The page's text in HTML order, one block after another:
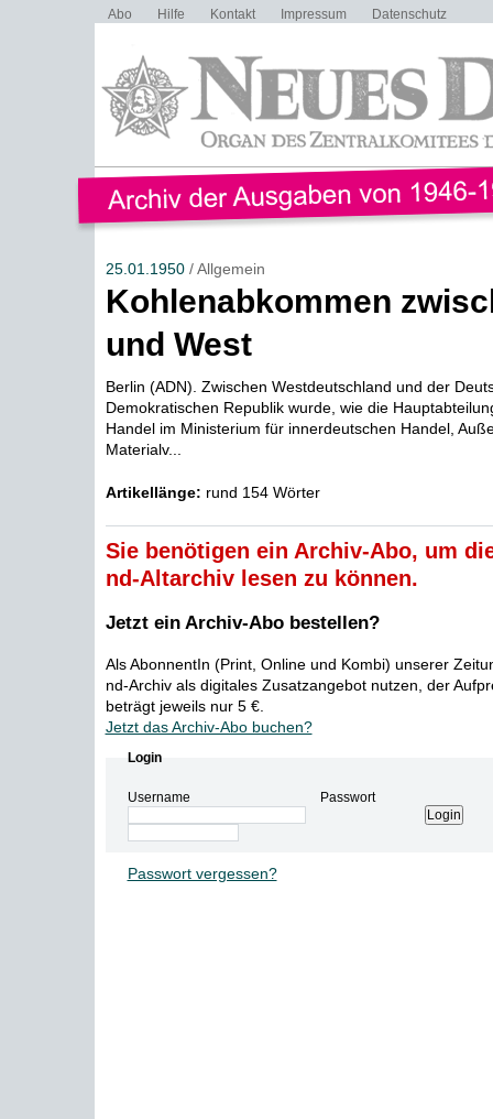
Abo Hilfe Kontakt Impressum Datenschutz
25.01.1950/ Allgemein
Kohlenabkommen
und West
Berlin (ADN). Zwischen Westdeutschland und der
Demokratischen Republik wurde, wie die
Handel im Ministerium für innerdeutschen Handel,
Materialv...
Artikellänge: rund 154 Wörter
Sie benötigen ein Archiv-Abo, um
nd-Altarchiv lesen zu können.
Jetzt ein Archiv-Abo bestellen?
Als AbonnentIn (Print, Online und Kombi) unserer
nd-Archiv als digitales Zusatzangebot nutzen, der
beträgt jeweils nur 5 €.
Jetzt das Archiv-Abo buchen?
Login
Username Passwort
Passwort vergessen?